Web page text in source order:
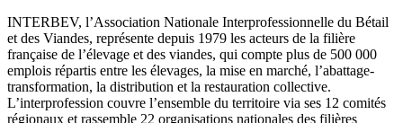
INTERBEV, l’Association Nationale Interprofessionnelle du Bétail
et des Viandes, représente depuis 1979 les acteurs de la filière
française de l’élevage et des viandes, qui compte plus de 500 000
emplois répartis entre les élevages, la mise en marché, l’abattage-
transformation, la distribution et la restauration collective.
L’interprofession couvre l’ensemble du territoire via ses 12 comités
régionaux et rassemble 22 organisations nationales des filières